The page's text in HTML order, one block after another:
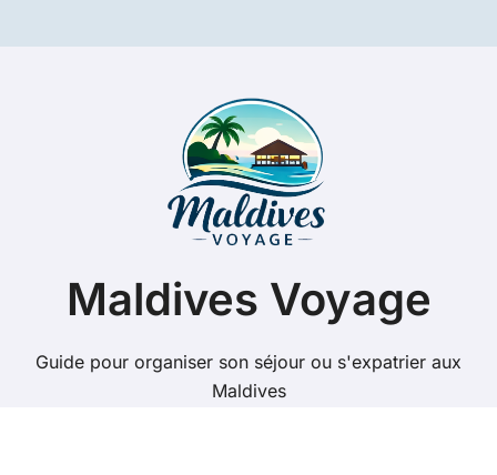
Maldives Voyage
Guide pour organiser son séjour ou s'expatrier aux
Maldives